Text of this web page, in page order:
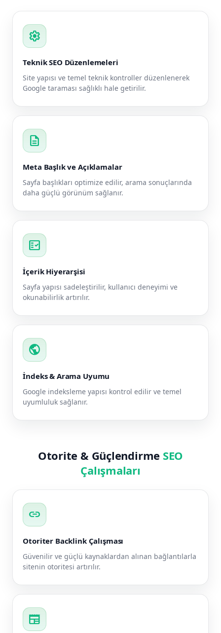
settings
Teknik SEO Düzenlemeleri
Site yapısı ve temel teknik kontroller düzenlenerek
Google taraması sağlıklı hale getirilir.
description
Meta Başlık ve Açıklamalar
Sayfa başlıkları optimize edilir, arama sonuçlarında
daha güçlü görünüm sağlanır.
fact_check
İçerik Hiyerarşisi
Sayfa yapısı sadeleştirilir, kullanıcı deneyimi ve
okunabilirlik artırılır.
public
İndeks & Arama Uyumu
Google indeksleme yapısı kontrol edilir ve temel
uyumluluk sağlanır.
Otorite & Güçlendirme SEO
Çalışmaları
link
Otoriter Backlink Çalışması
Güvenilir ve güçlü kaynaklardan alınan bağlantılarla
sitenin otoritesi artırılır.
newspaper